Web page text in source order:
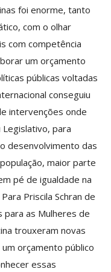
foi enorme, tanto
com o olhar
com competência
um orçamento
públicas voltadas
conseguiu
intervenções onde
para
desenvolvimento das
maior parte
pé de igualdade na
Priscila Schran de
para as Mulheres de
trouxeram novas
orçamento público
essas